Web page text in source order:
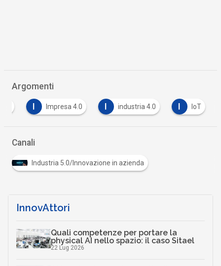
Argomenti
I Impresa 4.0 I industria 4.0 I IoT
Canali
Industria 5.0/Innovazione in azienda
InnovAttori
Quali competenze per portare la
physical AI nello spazio: il caso Sitael
22 Lug 2026